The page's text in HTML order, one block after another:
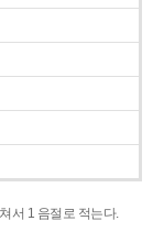
서 1 음절로 적는다.